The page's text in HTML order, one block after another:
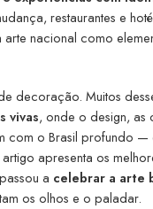
restaurantes e
arte nacional como
decoração. Muitos
vivas, onde o design, as
com o Brasil profundo —
apresenta os
a celebrar a arte
os olhos e o paladar.